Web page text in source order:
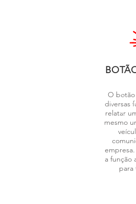
O
diversas
relatar
mesmo
a função
para